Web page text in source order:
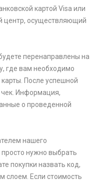
картой Visa или
центр, осуществляющий
перенаправлены на
где вам необходимо
После успешной
Информация,
о проведенной
нашего
нужно выбрать
покупки назвать код,
слоем. Если стоимость